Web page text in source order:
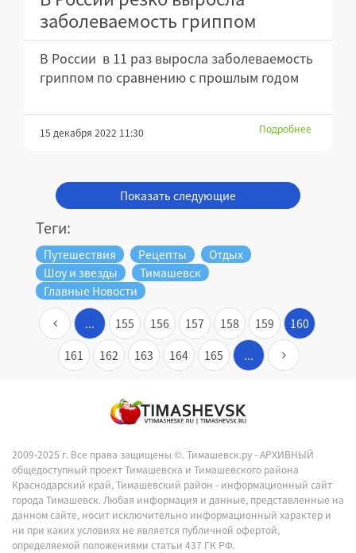
заболеваемость гриппом
В России в 11 раз выросла заболеваемость
гриппом по сравнению с прошлым годом
15 декабря 2022 11:30 Подробнее
Показать следующие
Теги:
Путешествия Рецепты
Отдых
Шоу и звезды
Тимашевск
Главные Новости
... 155 156 157 158 159
160
161
162 163 164 165 ...
2009-2025 г. Все права защищены ©.Тимашевск.ру - АРХИВНЫЙ
общедоступный проект Тимашевска и Тимашевского района
Краснодарский край, Тимашевский район - информационный сайт
города Тимашевск. Любая информация и данные, представленные на
данном сайте, носит исключительно информационный характер и
ни при каких условиях не является публичной офертой,
определяемой положениями статьи 437 ГК РФ.